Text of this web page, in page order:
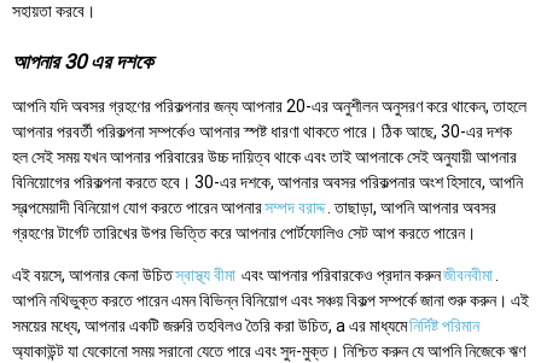
সহায়তা করবে।
আপনার 30 এর দশকে
আপনি যদি অবসর গ্রহণের পরিকল্পনার জন্য আপনার 20-এর অনুশীলন অনুসরণ করে থাকেন, তাহলে
আপনার পরবর্তী পরিকল্পনা সম্পর্কেও আপনার স্পষ্ট ধারণা থাকতে পারে। ঠিক আছে, 30-এর দশক
হল সেই সময় যখন আপনার পরিবারের উচ্চ দায়িত্ব থাকে এবং তাই আপনাকে সেই অনুযায়ী আপনার
বিনিয়োগের পরিকল্পনা করতে হবে। 30-এর দশকে, আপনার অবসর পরিকল্পনার অংশ হিসাবে, আপনি
স্বল্পমেয়াদী বিনিয়োগ যোগ করতে পারেন আপনারসম্পদ বরাদ্দ . তাছাড়া, আপনি আপনার অবসর
গ্রহণের টার্গেট তারিখের উপর ভিত্তি করে আপনার পোর্টফোলিও সেট আপ করতে পারেন।
এই বয়সে, আপনার কেনা উচিতস্বাস্থ্য বীমা এবং আপনার পরিবারকেও প্রদান করুনজীবনবীমা
আপনি নথিভুক্ত করতে পারেন এমন বিভিন্ন বিনিয়োগ এবং সঞ্চয় বিকল্প সম্পর্কে জানা শুরু করুন। এই
সময়ের মধ্যে, আপনার একটি জরুরি তহবিলও তৈরি করা উচিত, a এর মাধ্যমেনির্দিষ্ট পরিমান
অ্যাকাউন্ট যা যেকোনো সময় সরানো যেতে পারে এবং সুদ-মুক্ত। নিশ্চিত করুন যে আপনি নিজেকে ঋণ